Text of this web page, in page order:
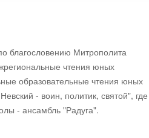
благословению Митрополита
чтения юных
образовательные чтения юных
- воин, политик, святой", где
школы - ансамбль "Радуга".